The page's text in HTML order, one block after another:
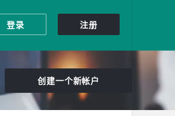
登录 注册
创建一个新帐户